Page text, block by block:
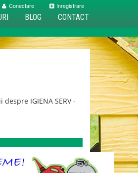
Conectare Inregistrare
BLOG CONTACT
IGIENA SERV -